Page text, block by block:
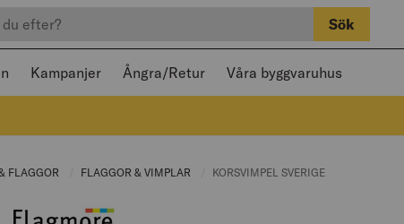
Sök
Escape
Kampanjer Ångra/Retur Våra byggvaruhus
FLAGGOR CURRENT PAGE:
FLAGGOR & VIMPLAR CURRENT PAGE:
CURRENT PAGE:
KORSVIMPEL SVERIGE